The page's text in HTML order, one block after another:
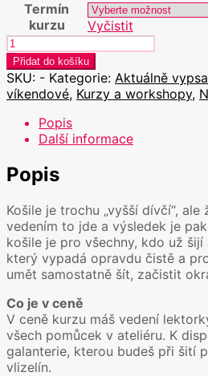
Termín
kurzu
Vyčistit
Ušij
si
košili
množství
Přidat do košíku
SKU: - Kategorie: Aktuálně
víkendové, Kurzy a workshopy,
Popis
Další informace
Popis
Košile je trochu „vyšší dívčí“,
vedením to jde a výsledek je
košile je pro všechny, kdo už
který vypadá opravdu čistě a
umět samostatně šít, začistit
Co je v ceně
V ceně kurzu máš vedení
všech pomůcek v ateliéru. K
galanterie, kterou budeš při šití
vlizelín.